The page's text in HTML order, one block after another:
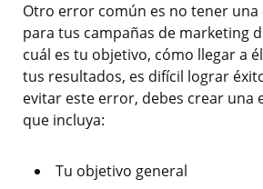
Otro error común es no tener una
para tus campañas de marketing
cuál es tu objetivo, cómo llegar a
tus resultados, es difícil lograr
evitar este error, debes crear una
que incluya:
Tu objetivo general